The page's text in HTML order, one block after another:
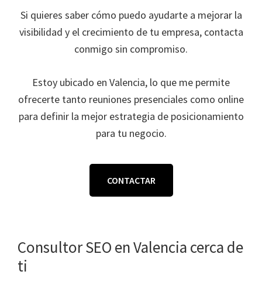
Si quieres saber cómo puedo ayudarte a mejorar la
visibilidad y el crecimiento de tu empresa, contacta
conmigo sin compromiso.
Estoy ubicado en Valencia, lo que me permite
ofrecerte tanto reuniones presenciales como online
para definir la mejor estrategia de posicionamiento
para tu negocio.
CONTACTAR
Consultor SEO en Valencia cerca de
ti